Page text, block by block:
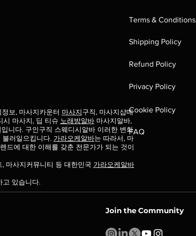
Terms & Conditions
Shipping Policy
Refund Policy
Privacy Policy
Cookie Policy
FAQ
보, 마사지카운터 마사지구직, 마사지샵매
시 마사지, 딥 티슈 노래방알바마사지알바,
니다. 구인구직 스웨디시알바 이러한 변화
러일으킵니다. 가라오케알바는 따라서, 마
드에 대한 이해를 갖춘 전문가가 되는 것이
마사지커뮤니티 등 대한민국 가라오케알바
고 있습니다.
Join the Community